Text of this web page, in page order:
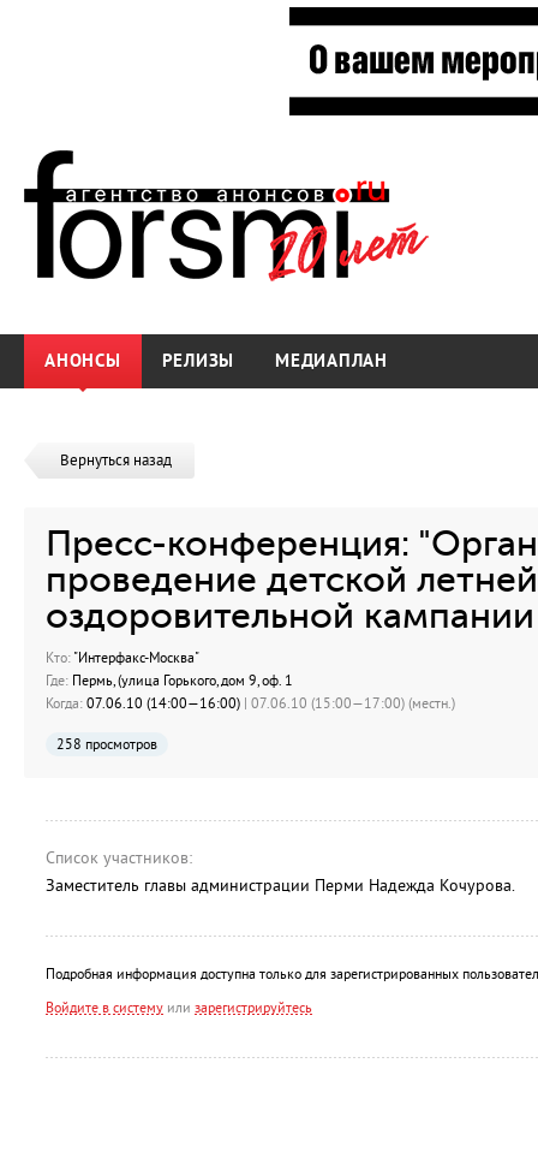
АНОНСЫ РЕЛИЗЫ МЕДИАПЛАН
Вернуться назад
Пресс-конференция:
проведение детской летней
оздоровительной
Кто: "Интерфакс-Москва"
Где: Пермь, (улица Горького, дом 9, оф. 1
Когда: 07.06.10 (14:00—16:00) | 07.06.10 (15:00—17:00) (местн.)
258 просмотров
Список участников:
Заместитель главы администрации Перми Надежда Кочурова.
Подробная информация доступна только для зарегистрированных
Войдите в систему или зарегистрируйтесь